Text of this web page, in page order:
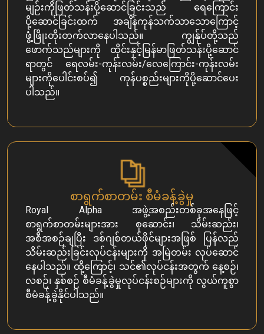
မျဉ်းကိုဖြတ်သန်းပို့ဆောင်ခြင်းသည် ရေကြောင်း
ပို့ဆောင်ခြင်းထက် အချိန်ကုန်သက်သာသောကြောင့်
ဖွံ့ဖြိုးတိုးတက်လာနေပါသည်။ ကျွန်ုပ်တို့သည်
ဖောက်သည်များကို ထိုင်းနှင့်မြန်မာဖြတ်သန်းပို့ဆောင်
ရာတွင် ရေလမ်း-ကုန်းလမ်း/လေကြောင်း-ကုန်းလမ်း
များကိုပေါင်းစပ်၍ ကုန်ပစ္စည်းများကိုပို့ဆောင်ပေး
ပါသည်။
စာရွက်စာတမ်း စီမံခန့်ခွဲမှု
Royal Alpha အဖွဲ့အစည်းတစ်ခုအနေဖြင့်
စာရွက်စာတမ်းများအား စုဆောင်း၊ သိမ်းဆည်း၊
အစီအစဉ်ချပြီး ဒစ်ဂျစ်တယ်ဖိုင်များအဖြစ် ပြန်လည်
သိမ်းဆည်းခြင်းလုပ်ငန်းများကို အမြဲတမ်း လုပ်ဆောင်
နေပါသည်။ ထို့ကြောင့်၊ သင်၏လုပ်ငန်းအတွက် နေ့စဉ်၊
လစဉ်၊ နှစ်စဉ် စီမံခန့်ခွဲမှုလုပ်ငန်းစဉ်များကို လွယ်ကူစွာ
စီမံခန့်ခွဲနိုင်ပါသည်။